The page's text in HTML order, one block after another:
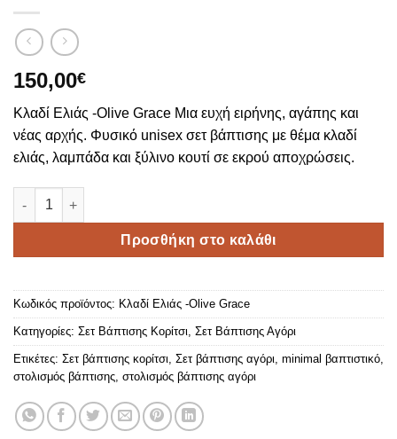
150,00€
Κλαδί Ελιάς -Olive Grace Μια ευχή ειρήνης, αγάπης και
νέας αρχής. Φυσικό unisex σετ βάπτισης με θέμα κλαδί
ελιάς, λαμπάδα και ξύλινο κουτί σε εκρού αποχρώσεις.
Κλαδί Ελιάς -Olive Grace ποσότητα
Προσθήκη στο καλάθι
Κωδικός προϊόντος: Κλαδί Ελιάς -Olive Grace
Κατηγορίες: Σετ Βάπτισης Κορίτσι, Σετ Βάπτισης Αγόρι
Ετικέτες: Σετ βάπτισης κορίτσι, Σετ βάπτισης αγόρι, minimal βαπτιστικό,
στολισμός βάπτισης, στολισμός βάπτισης αγόρι